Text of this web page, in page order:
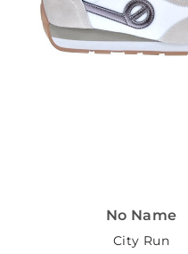
No Name
City Run